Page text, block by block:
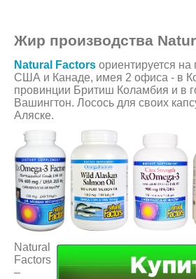
Жир производства
Natural Factors ориентируется на
США и Канаде, имея 2 офиса - в
провинции Бритиш Коламбия и в
Вашингтон. Лосось для своих
Аляске.
Natural
Factors
–